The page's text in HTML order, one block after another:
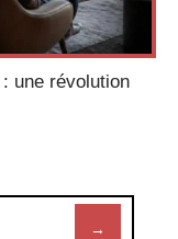
une révolution